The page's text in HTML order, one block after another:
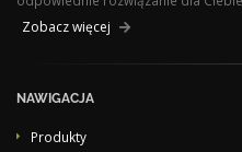
Zobacz więcej
NAWIGACJA
Produkty